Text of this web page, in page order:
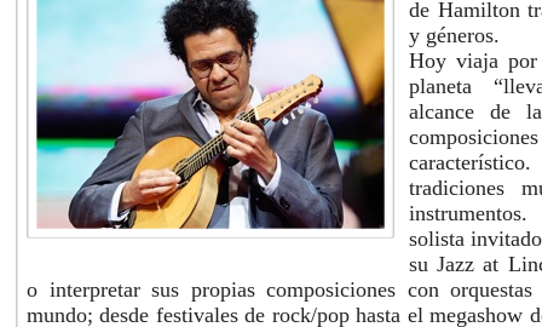
de Hamilton
y géneros.
Hoy viaja por
planeta
alcance de
tradiciones
solista
su Jazz at
o interpretar sus propias composiciones con
mundo; desde festivales de rock/pop hasta el megashow